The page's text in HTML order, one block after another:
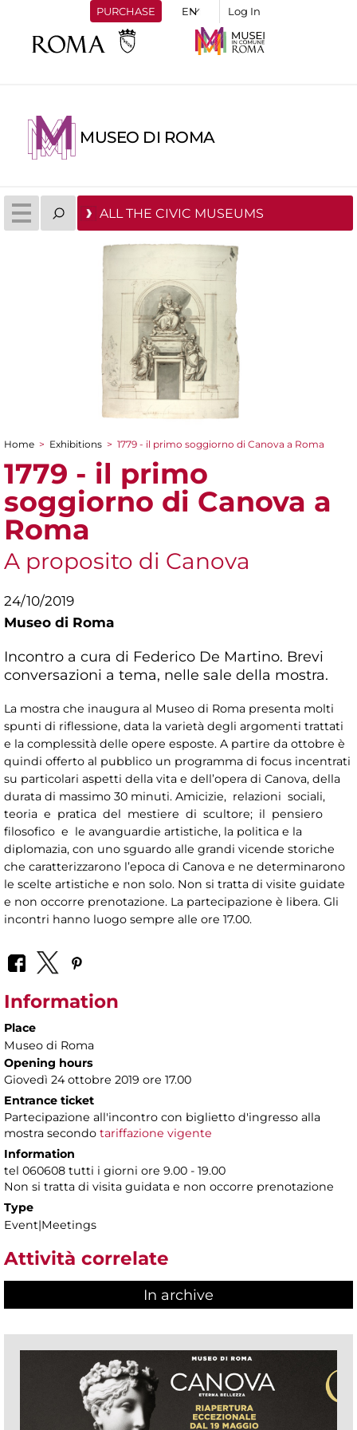
PURCHASE Log In
MUSEO DI ROMA
ALL THE CIVIC MUSEUMS
You are here
Home > Exhibitions > 1779 - il primo soggiorno di Canova a Roma
1779 - il primo
soggiorno di Canova a
Roma
A proposito di Canova
24/10/2019
Museo di Roma
Incontro a cura di Federico De Martino. Brevi
conversazioni a tema, nelle sale della mostra.
La mostra che inaugura al Museo di Roma presenta molti
spunti di riflessione, data la varietà degli argomenti trattati
e la complessità delle opere esposte. A partire da ottobre è
quindi offerto al pubblico un programma di focus incentrati
su particolari aspetti della vita e dell’opera di Canova, della
durata di massimo 30 minuti. Amicizie, relazioni sociali,
teoria e pratica del mestiere di scultore; il pensiero
filosofico e le avanguardie artistiche, la politica e la
diplomazia, con uno sguardo alle grandi vicende storiche
che caratterizzarono l’epoca di Canova e ne determinarono
le scelte artistiche e non solo. Non si tratta di visite guidate
e non occorre prenotazione. La partecipazione è libera. Gli
incontri hanno luogo sempre alle ore 17.00.
Information
Place
Museo di Roma
Opening hours
Giovedì 24 ottobre 2019 ore 17.00
Entrance ticket
Partecipazione all'incontro con biglietto d'ingresso alla
mostra secondo tariffazione vigente
Information
tel 060608 tutti i giorni ore 9.00 - 19.00
Non si tratta di visita guidata e non occorre prenotazione
Type
Event|Meetings
Attività correlate
In archive